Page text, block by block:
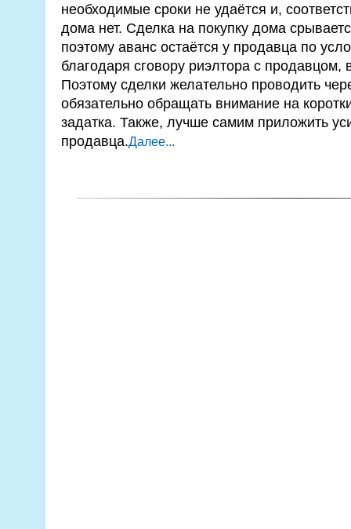
необходимые сроки не удаётся и,
дома нет. Сделка на покупку дома
поэтому аванс остаётся у продавца по
благодаря сговору риэлтора с продавцом,
Поэтому сделки желательно проводить
обязательно обращать внимание на
задатка. Также, лучше самим приложить
продавца.Далее...